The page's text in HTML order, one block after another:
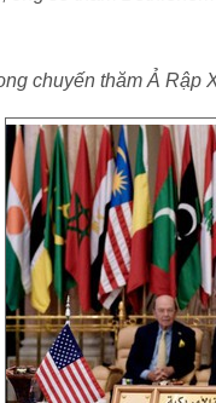
chuyến thăm Ả Rập